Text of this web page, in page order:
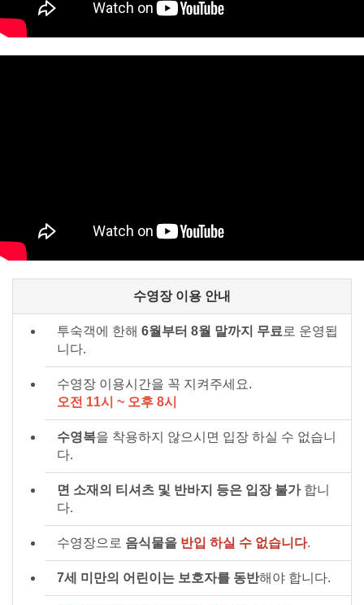
수영장 이용 안내
투숙객에 한해 6월부터 8월 말까지 무료 로 운영됩
니다.
수영장 이용시간을 꼭 지켜주세요.
오전 11시 ~ 오후 8시
수영복을 착용하지 않으시면 입장 하실 수 없습니
다.
면 소재의 티셔츠 및 반바지 등은 입장 불가합니
다.
수영장으로 음식물을 반입 하실 수 없습니다.
7세 미만의 어린이는 보호자를 동반해야 합니다.